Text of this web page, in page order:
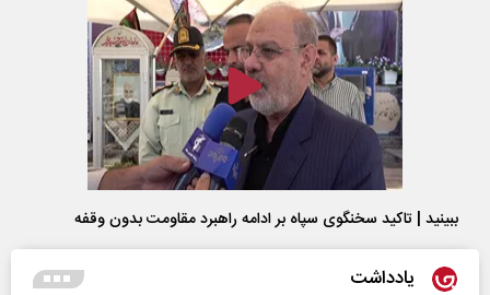
ببینید | تاکید سخنگوی سپاه بر ادامه راهبرد مقاومت بدون وقفه
یادداشت